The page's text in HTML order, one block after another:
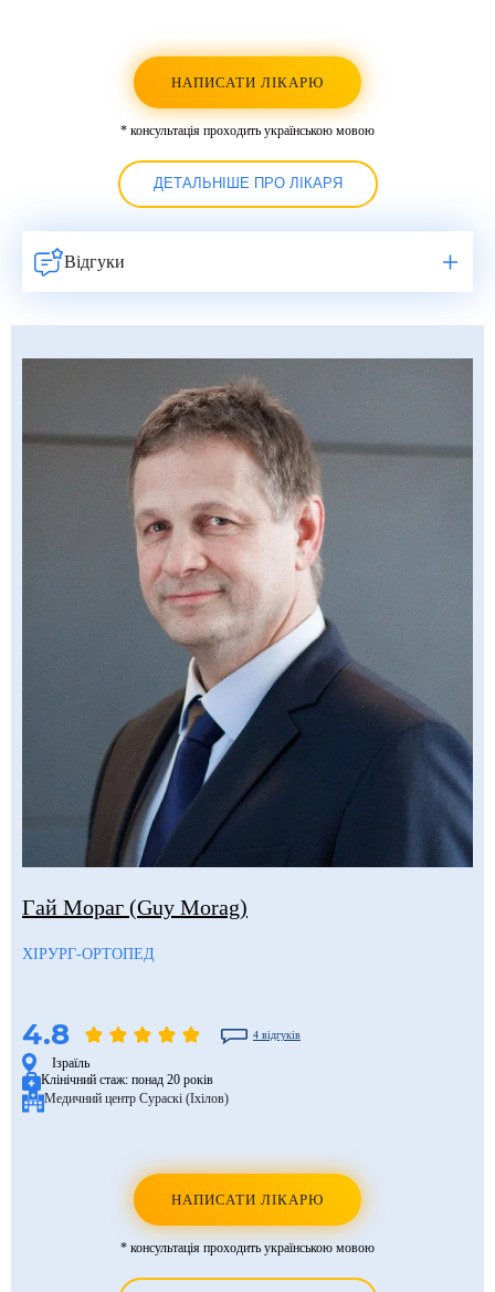
НАПИСАТИ ЛІКАРЮ
* консультація проходить українською мовою
ДЕТАЛЬНІШЕ ПРО ЛІКАРЯ
Відгуки
Гай Мораг (Guy Morag)
ХІРУРГ-ОРТОПЕД
4.8 4 відгуків
Ізраїль
Клінічний стаж: понад 20 років
Медичний центр Сураскі (Іхілов)
НАПИСАТИ ЛІКАРЮ
* консультація проходить українською мовою